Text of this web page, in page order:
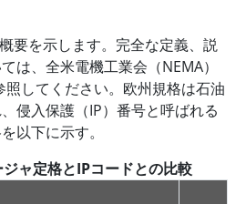
要を示します。完全な定義、説
は、全米電機工業会（NEMA）
してください。欧州規格は石油
侵入保護（IP）番号と呼ばれる
以下に示す。
ャ定格とIPコードとの比較